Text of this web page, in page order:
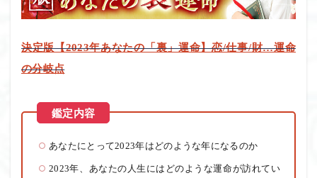
決定版【2023年あなたの「裏」運命】恋/仕事/財…運命
の分岐点
あなたにとって2023年はどのような年になるのか
2023年、あなたの人生にはどのような運命が訪れてい